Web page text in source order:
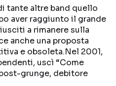
TALENT SHOW
sui social
tante altre band quello
aver raggiunto il grande
a rimanere sulla
anche una proposta
e obsoleta.Nel 2001,
uscì “Come
grunge, debitore